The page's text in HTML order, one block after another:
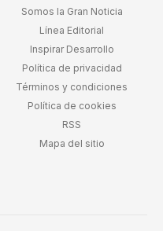
Somos la Gran Noticia
Línea Editorial
Inspirar Desarrollo
Política de privacidad
Términos y condiciones
Política de cookies
RSS
Mapa del sitio